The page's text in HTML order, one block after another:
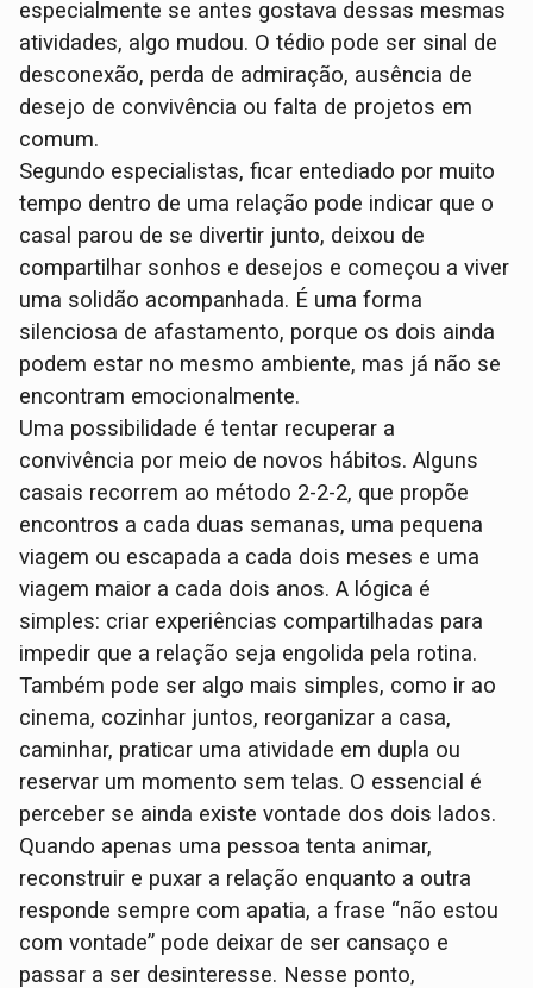
especialmente se antes gostava dessas mesmas
atividades, algo mudou. O tédio pode ser sinal de
desconexão, perda de admiração, ausência de
desejo de convivência ou falta de projetos em
comum.
Segundo especialistas, ficar entediado por muito
tempo dentro de uma relação pode indicar que o
casal parou de se divertir junto, deixou de
compartilhar sonhos e desejos e começou a viver
uma solidão acompanhada. É uma forma
silenciosa de afastamento, porque os dois ainda
podem estar no mesmo ambiente, mas já não se
encontram emocionalmente.
Uma possibilidade é tentar recuperar a
convivência por meio de novos hábitos. Alguns
casais recorrem ao método 2-2-2, que propõe
encontros a cada duas semanas, uma pequena
viagem ou escapada a cada dois meses e uma
viagem maior a cada dois anos. A lógica é
simples: criar experiências compartilhadas para
impedir que a relação seja engolida pela rotina.
Também pode ser algo mais simples, como ir ao
cinema, cozinhar juntos, reorganizar a casa,
caminhar, praticar uma atividade em dupla ou
reservar um momento sem telas. O essencial é
perceber se ainda existe vontade dos dois lados.
Quando apenas uma pessoa tenta animar,
reconstruir e puxar a relação enquanto a outra
responde sempre com apatia, a frase “não estou
com vontade” pode deixar de ser cansaço e
passar a ser desinteresse. Nesse ponto,